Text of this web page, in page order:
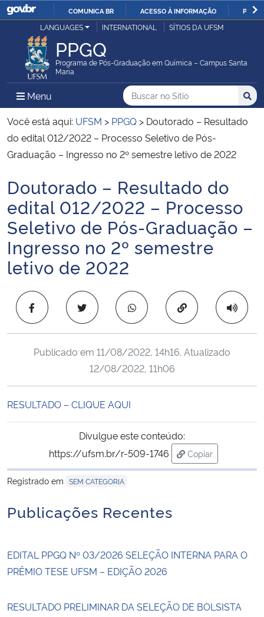
IR
O
COMUNICA BR ACESSO À INFORMAÇÃO
Ministério da Justiça e Segurança Pública
Ministério da Defesa
Ministério das Relações Exteriores
Ministério da Economia
Ministério da Infraestrutura
Ministério da Agricultura, Pecuária e Abastecimento
Ministério da Educação
Ministério da Cidadania
Ministério da Saúde
Ministério de Minas e Energia
Ministério da Ciência, Tecnologia, Inovações e Comunicações
Ministério do Meio Ambiente
Ministério do Desenvolvimento Regional
Ministério da Mulher, da Família e dos Direitos Humanos
Secretaria-Geral
LANGUAGES INTERNATIONAL SÍTIOS DA UFSM
PPGQ
Programa de Pós-Graduação em Química – Campus Santa
Maria
Menu Menu Principal do Sítio
Busca
Buscar no no Sítio
Busca:
Você está aqui: UFSM > PPGQ > Doutorado – Resultado
do edital 012/2022 – Processo Seletivo de Pós-
Graduação – Ingresso no 2º semestre letivo de 2022
Início do conteúdo
Doutorado – Resultado do
edital 012/2022 – Processo
Seletivo de Pós-Graduação –
Ingresso no 2º semestre
letivo de 2022
Copiar para área
Publicado em 11/08/2022, 14h16. Atualizado
12/08/2022, 11h06
RESULTADO – CLIQUE AQUI
Divulgue este conteúdo:
https://ufsm.br/r-509-1746
Copiar
para área de
Registrado em SEM CATEGORIA
Publicações Recentes
EDITAL PPGQ Nº 03/2026 SELEÇÃO INTERNA PARA O
PRÊMIO TESE UFSM – EDIÇÃO 2026
RESULTADO PRELIMINAR DA SELEÇÃO DE BOLSISTA